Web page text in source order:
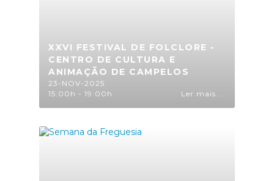
XXVI FESTIVAL DE FOLCLORE -
CENTRO DE CULTURA E
ANIMAÇÃO DE CAMPELOS
23-NOV-2025
15:00h - 19:00h
Ler mais ...